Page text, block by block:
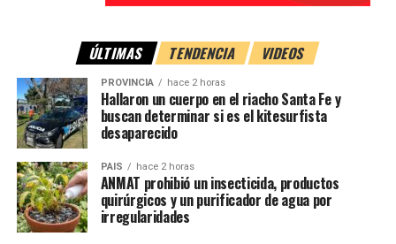
No obstante, cuando se trata de alimentos altamente
perecederos o existen dudas sobre su seguridad,la
recomendación sigue siendo no consumirlos.
invitación a terminar con su vida.
También trascendieron otros episodios que reforzaron el
debate sobre los límites y responsabilidades de estas
plataformas.
Los especialistas observan un
cambio en las consultas
ÚLTIMAS TENDENCIA VIDEOS
PROVINCIA hace 2 horas
Hallaron un cuerpo en el riacho Santa Fe y
buscan determinar si es el kitesurfista
desaparecido
PAIS hace 2 horas
ANMAT prohibió un insecticida, productos
quirúrgicos y un purificador de agua por
irregularidades